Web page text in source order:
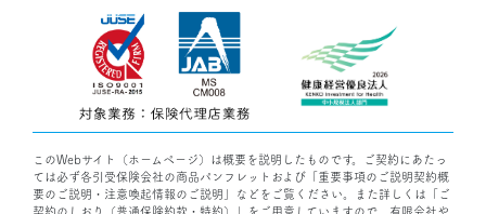
このWebサイト（ホームページ）は概要を説明したものです。ご契約にあたっ
ては必ず各引受保険会社の商品パンフレットおよび「重要事項のご説明契約概
要のご説明・注意喚起情報のご説明」などをご覧ください。また詳しくは「ご
契約のしおり（普通保険約款・特約）」をご用意していますので、有限会社や